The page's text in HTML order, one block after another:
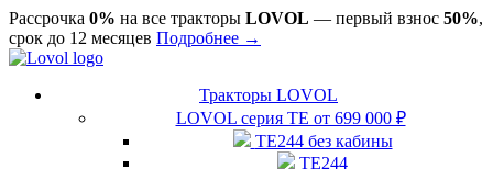
Рассрочка 0% на все тракторы LOVOL — первый взнос 50%,
срок до 12 месяцев Подробнее →
Тракторы LOVOL
LOVOL серия ТЕ от 699 000 ₽
TE244 без кабины
TE244